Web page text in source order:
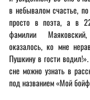
в небывалом счастье,
просто в поэта, а в
фамилии
оказалось, ко мне
Пушкину в гости
сне можно узнать в
под названием «Мой